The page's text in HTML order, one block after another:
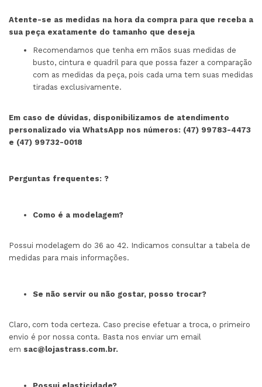
Atente-se as medidas na hora da compra para que receba a
sua peça exatamente do tamanho que deseja
Recomendamos que tenha em mãos suas medidas de
busto, cintura e quadril para que possa fazer a comparação
com as medidas da peça, pois cada uma tem suas medidas
tiradas exclusivamente.
Em caso de dúvidas, disponibilizamos de atendimento
personalizado via WhatsApp nos números: (47) 99783-4473
e (47) 99732-0018
Perguntas frequentes: ?
Como é a modelagem?
Possui modelagem do 36 ao 42. Indicamos consultar a tabela de
medidas para mais informações.
Se não servir ou não gostar, posso trocar?
Claro, com toda certeza. Caso precise efetuar a troca, o primeiro
envio é por nossa conta. Basta nos enviar um email
em sac@lojastrass.com.br.